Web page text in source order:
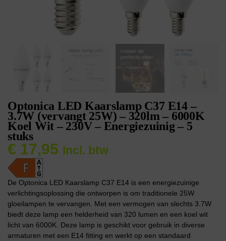
Optonica LED Kaarslamp C37 E14 –
3.7W (vervangt 25W) – 320lm – 6000K
Koel Wit – 230V – Energiezuinig – 5
stuks
€ 17,95 Incl. btw
De Optonica LED Kaarslamp C37 E14 is een energiezuinige
verlichtingsoplossing die ontworpen is om traditionele 25W
gloeilampen te vervangen. Met een vermogen van slechts 3.7W
biedt deze lamp een helderheid van 320 lumen en een koel wit
licht van 6000K. Deze lamp is geschikt voor gebruik in diverse
armaturen met een E14 fitting en werkt op een standaard